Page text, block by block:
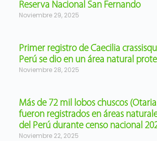
Reserva Nacional San Fernando
Noviembre 29, 2025
Primer registro de Caecilia
Perú se dio en un área natural
Noviembre 28, 2025
Más de 72 mil lobos chuscos
fueron registrados en áreas
del Perú durante censo nacional
Noviembre 22, 2025